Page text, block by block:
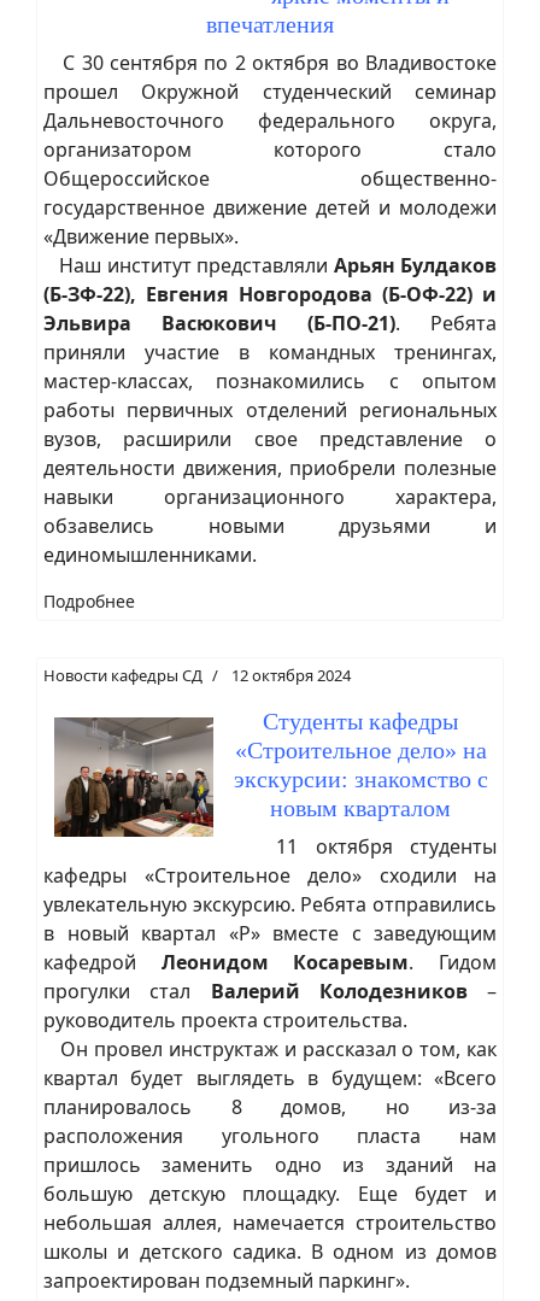
впечатления
С 30 сентября по 2 октября во Владивостоке
прошел Окружной студенческий семинар
Дальневосточного федерального округа,
организатором которого стало
Общероссийское общественно-
государственное движение детей и молодежи
«Движение первых».
Наш институт представляли Арьян Булдаков
(Б-ЗФ-22), Евгения Новгородова (Б-ОФ-22) и
Эльвира Васюкович (Б-ПО-21). Ребята
приняли участие в командных тренингах,
мастер-классах, познакомились с опытом
работы первичных отделений региональных
вузов, расширили свое представление о
деятельности движения, приобрели полезные
навыки организационного характера,
обзавелись новыми друзьями и
единомышленниками.
Подробнее
Новости кафедры СД 12 октября 2024
Студенты кафедры
«Строительное дело» на
экскурсии: знакомство с
новым кварталом
11 октября студенты
кафедры «Строительное дело» сходили на
увлекательную экскурсию. Ребята отправились
в новый квартал «Р» вместе с заведующим
кафедрой Леонидом Косаревым. Гидом
прогулки стал Валерий Колодезников–
руководитель проекта строительства.
Он провел инструктаж и рассказал о том, как
квартал будет выглядеть в будущем: «Всего
планировалось 8 домов, но из-за
расположения угольного пласта нам
пришлось заменить одно из зданий на
большую детскую площадку. Еще будет и
небольшая аллея, намечается строительство
школы и детского садика. В одном из домов
запроектирован подземный паркинг».